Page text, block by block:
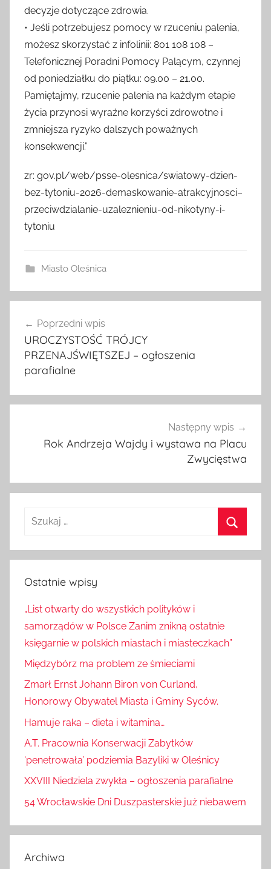
decyzje dotyczące zdrowia.
• Jeśli potrzebujesz pomocy w rzuceniu palenia,
możesz skorzystać z infolinii: 801 108 108 –
Telefonicznej Poradni Pomocy Palącym, czynnej
od poniedziałku do piątku: 09.00 – 21.00.
Pamiętajmy, rzucenie palenia na każdym etapie
życia przynosi wyraźne korzyści zdrowotne i
zmniejsza ryzyko dalszych poważnych
konsekwencji.”
zr: gov.pl/web/psse-olesnica/swiatowy-dzien-
bez-tytoniu-2026-demaskowanie-atrakcyjnosci–
przeciwdzialanie-uzaleznieniu-od-nikotyny-i-
tytoniu
Miasto Oleśnica
Nawigacja
wpisu
Poprzedni wpis
UROCZYSTOŚĆ TRÓJCY
PRZENAJŚWIĘTSZEJ – ogłoszenia
parafialne
Następny wpis
Rok Andrzeja Wajdy i wystawa na Placu
Zwycięstwa
Szukaj:
Ostatnie wpisy
„List otwarty do wszystkich polityków i
samorządów w Polsce Zanim znikną ostatnie
księgarnie w polskich miastach i miasteczkach”
Międzybórz ma problem ze śmieciami
Zmarł Ernst Johann Biron von Curland,
Honorowy Obywatel Miasta i Gminy Syców.
Hamuje raka – dieta i witamina…
A.T. Pracownia Konserwacji Zabytków
'penetrowała’ podziemia Bazyliki w Oleśnicy
XXVIII Niedziela zwykła – ogłoszenia parafialne
54 Wrocławskie Dni Duszpasterskie już niebawem
Archiwa